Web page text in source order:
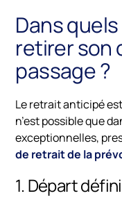
Dans
retirer son
passage ?
Le retrait anticipé
n’est possible que
exceptionnelles,
de retrait de la
1. Départ